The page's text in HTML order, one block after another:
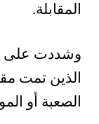
المقابلة.
وشددت على
الذين تمت
الصعبة أو